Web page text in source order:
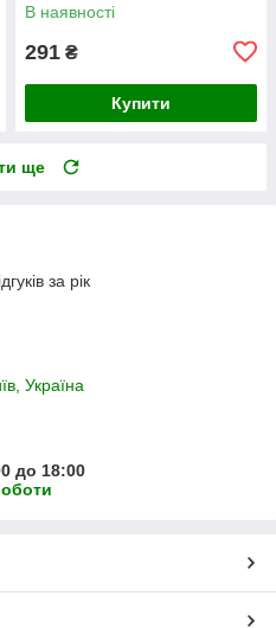
В наявності
291 ₴
Купити
ще
за рік
Україна
до 18:00